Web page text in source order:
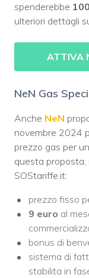
spenderebbe
ulteriori dettagli
ATTIVA
NeN Gas
Anche NeN
novembre 2024
prezzo gas per
questa proposta,
SOStariffe.it:
prezzo fisso
9 euro al
bonus di
sistema di
stabilita in